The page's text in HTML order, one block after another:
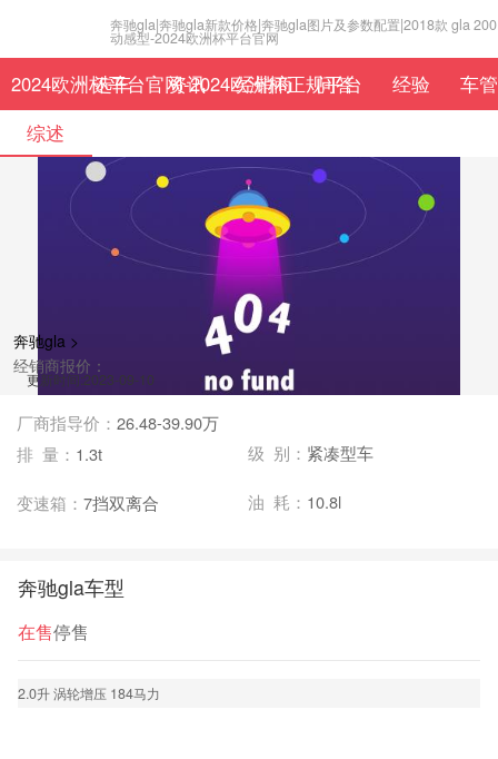
奔驰gla|奔驰gla新款价格|奔驰gla图片及参数配置|2018款 gla 200
动感型-2024欧洲杯平台官网
2024欧洲杯平台官网-2024欧洲杯正规平台
选车 资讯 经销商 问答 经验
车
综述
奔驰gla >
经销商报价：
更新时间:2023-09-10
厂商指导价： 26.48-39.90万
排 量： 1.3t 级 别： 紧凑型车
变速箱： 7挡双离合 油 耗： 10.8l
奔驰gla车型
在售停售
2.0升 涡轮增压 184马力